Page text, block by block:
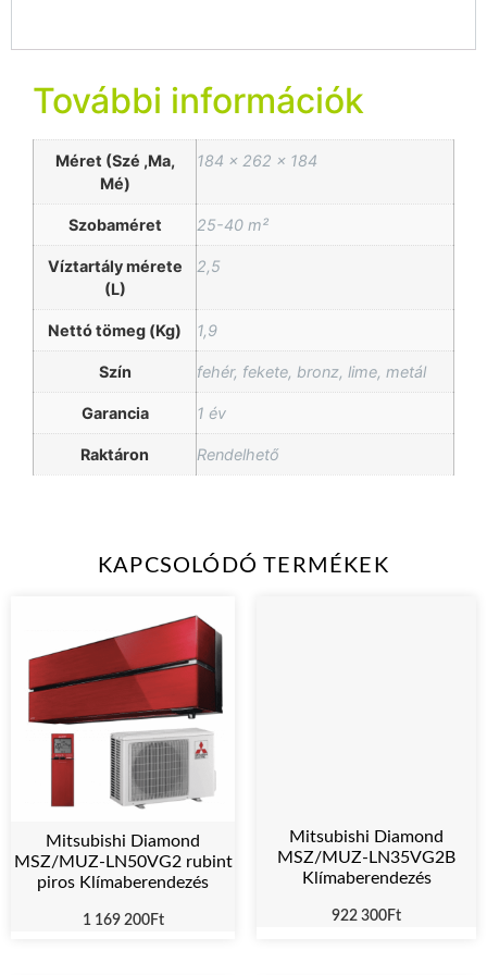
További információk
Méret (Szé ,Ma,
Mé)
184 x 262 x 184
Szobaméret 25-40 m²
Víztartály mérete
(L)
2,5
Nettó tömeg (Kg) 1,9
Szín fehér, fekete, bronz, lime, metál
Garancia 1 év
Raktáron Rendelhető
KAPCSOLÓDÓ TERMÉKEK
Mitsubishi Diamond
MSZ/MUZ-LN50VG2 rubint
piros Klímaberendezés
1 169 200Ft
Mitsubishi Diamond
MSZ/MUZ-LN35VG2B
Klímaberendezés
922 300Ft